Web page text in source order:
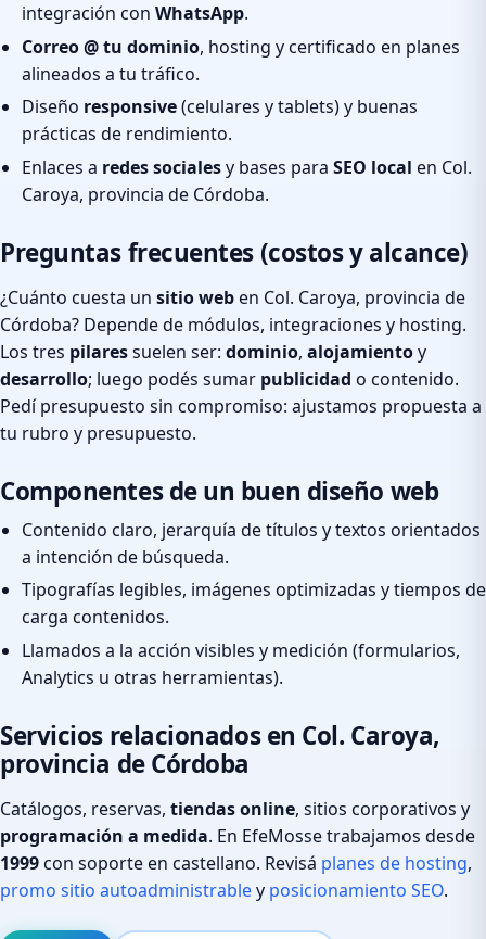
integración con WhatsApp.
Correo @ tu dominio, hosting y certificado en planes
alineados a tu tráfico.
Diseño responsive(celulares y tablets) y buenas
prácticas de rendimiento.
Enlaces a redes socialesy bases para SEO local en Col.
Caroya, provincia de Córdoba.
Preguntas frecuentes (costos y alcance)
¿Cuánto cuesta un sitio weben Col. Caroya, provincia de
Córdoba? Depende de módulos, integraciones y hosting.
Los tres pilaressuelen ser: dominio, alojamientoy
desarrollo; luego podés sumar publicidad o contenido.
Pedí presupuesto sin compromiso: ajustamos propuesta a
tu rubro y presupuesto.
Componentes de un buen diseño web
Contenido claro, jerarquía de títulos y textos orientados
a intención de búsqueda.
Tipografías legibles, imágenes optimizadas y tiempos de
carga contenidos.
Llamados a la acción visibles y medición (formularios,
Analytics u otras herramientas).
Servicios relacionados en Col. Caroya,
provincia de Córdoba
Catálogos, reservas, tiendas online, sitios corporativos y
programación a medida. En EfeMosse trabajamos desde
1999con soporte en castellano. Revisá planes de hosting,
promo sitio autoadministrabley posicionamiento SEO.